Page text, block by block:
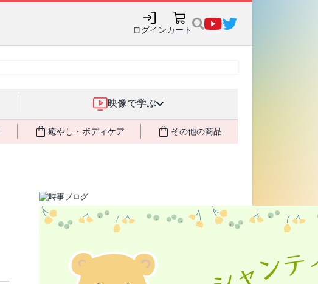
ログインカート
映像で学ぶ
癒やし・ボディケア その他の商品